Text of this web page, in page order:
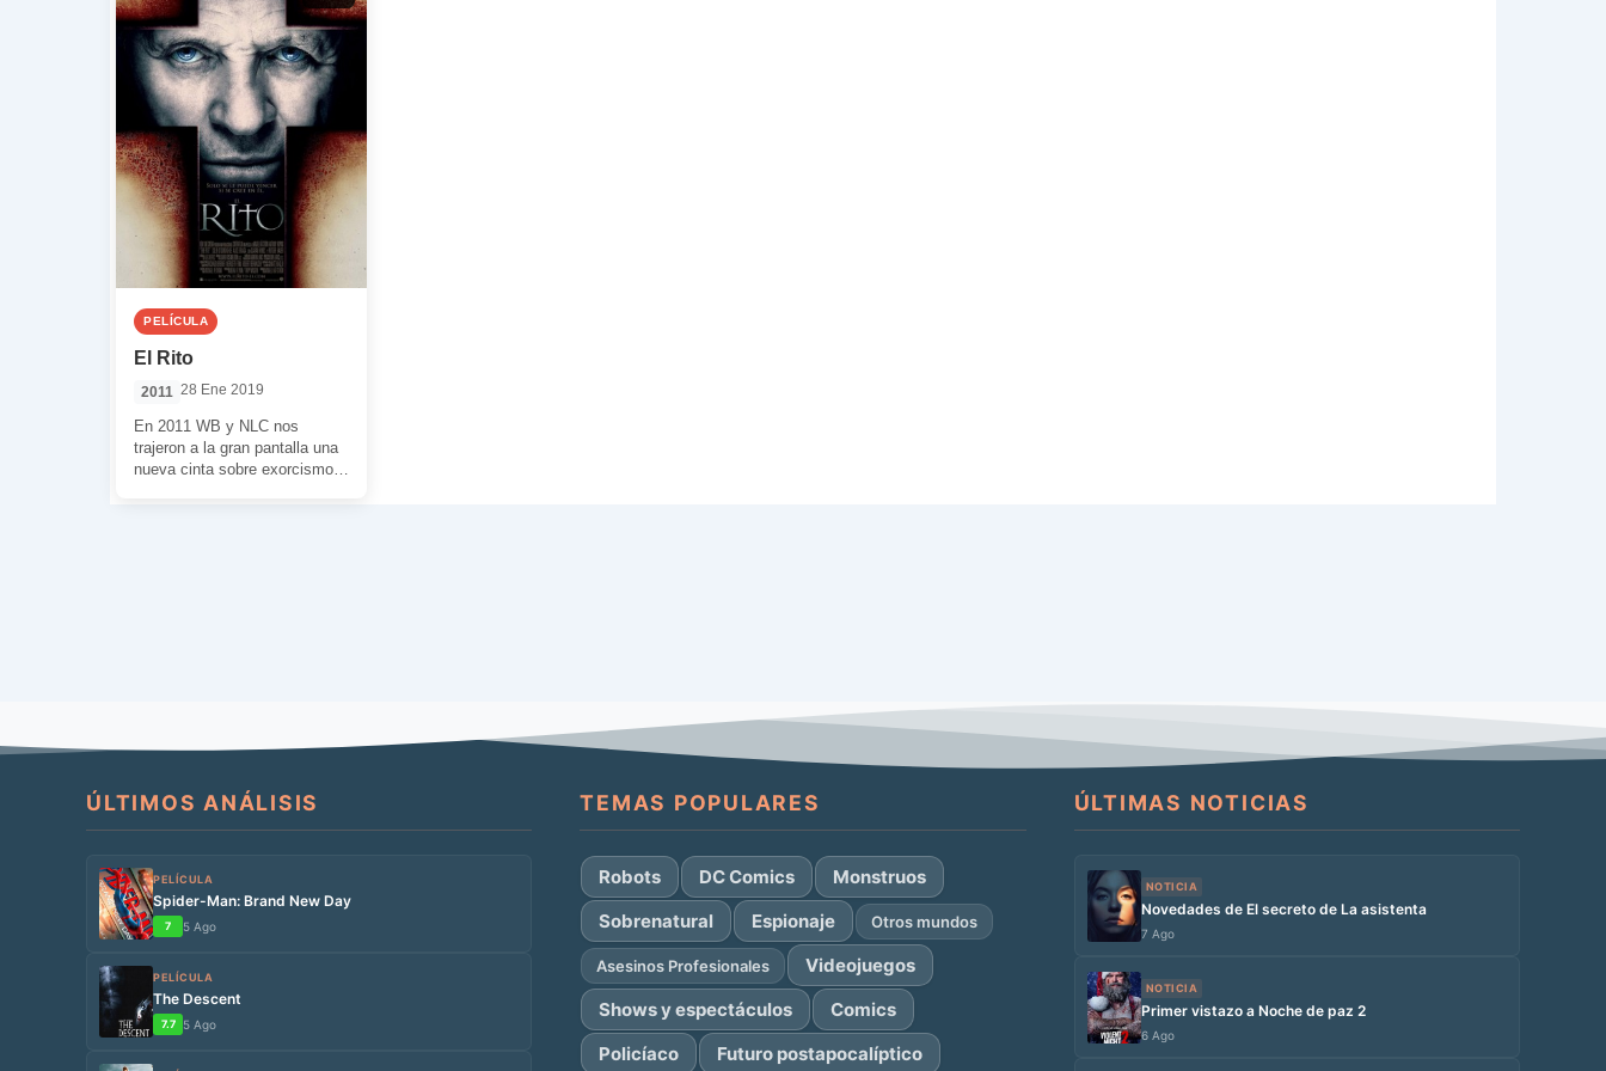
PELÍCULA
El Rito
2011 28 Ene 2019
En 2011 WB y NLC nos
trajeron a la gran pantalla una
nueva cinta sobre exorcismos
ÚLTIMOS ANÁLISIS
PELÍCULA
Spider-Man: Brand New Day
7 5 Ago
PELÍCULA
The Descent
7.7 5 Ago
TEMAS POPULARES
Robots DC Comics
Monstruos
Sobrenatural
Espionaje Otros mundos
Asesinos Profesionales
Videojuegos
Shows y espectáculos
Comics
Policíaco
Futuro postapocalíptico
ÚLTIMAS NOTICIAS
NOTICIA
Novedades de El secreto de La asistenta
7 Ago
NOTICIA
Primer vistazo a Noche de paz 2
6 Ago